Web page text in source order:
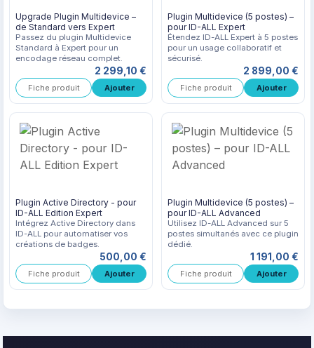
Upgrade Plugin Multidevice –
de Standard vers Expert
Passez du plugin Multidevice
Standard à Expert pour un
encodage réseau complet.
2 299,10 €
Fiche produit
Plugin Multidevice (5 postes) –
pour ID-ALL Expert
Étendez ID-ALL Expert à 5 postes
pour un usage collaboratif et
sécurisé.
2 899,00 €
Fiche produit
Plugin Active Directory - pour
ID-ALL Edition Expert
Intégrez Active Directory dans
ID-ALL pour automatiser vos
créations de badges.
500,00 €
Fiche produit
Plugin Multidevice (5 postes) –
pour ID-ALL Advanced
Utilisez ID-ALL Advanced sur 5
postes simultanés avec ce plugin
dédié.
1 191,00 €
Fiche produit